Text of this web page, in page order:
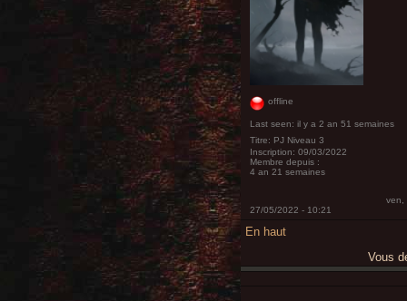
offline
Last seen: il y a 2 an 51 semaines
Titre: PJ Niveau 3
Inscription: 09/03/2022
Membre depuis :
4 an 21 semaines
ven,
27/05/2022 - 10:21
En haut
Vous